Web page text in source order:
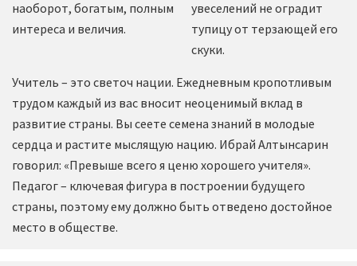
наоборот, богатым, полным
интереса и величия.
увеселений не оградит
тупицу от терзающей его
скуки.
Учитель – это светоч нации. Ежедневным кропотливым
трудом каждый из вас вносит неоценимый вклад в
развитие страны. Вы сеете семена знаний в молодые
сердца и растите мыслящую нацию. Ибрай Алтынсарин
говорил: «Превыше всего я ценю хорошего учителя».
Педагог – ключевая фигура в построении будущего
страны, поэтому ему должно быть отведено достойное
место в обществе.